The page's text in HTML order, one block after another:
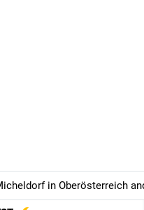
in Oberösterreich